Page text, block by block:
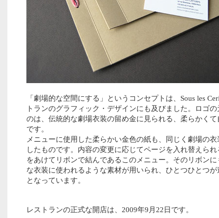
「劇場的な空間にする」というコンセプトは、Sous les
トランのグラフィック・デザインにも及びました。ロゴ
のは、伝統的な劇場衣装の留め金に見られる、柔らかく
です。
メニューに使用した柔らかい金色の紙も、同じく劇場の
したものです。内容の変更に応じてページを入れ替えら
をあけてリボンで結んであるこのメニュー。そのリボン
な衣装に使われるような素材が用いられ、ひとつひとつ
となっています。
レストランの正式な開店は、2009年9月22日です。